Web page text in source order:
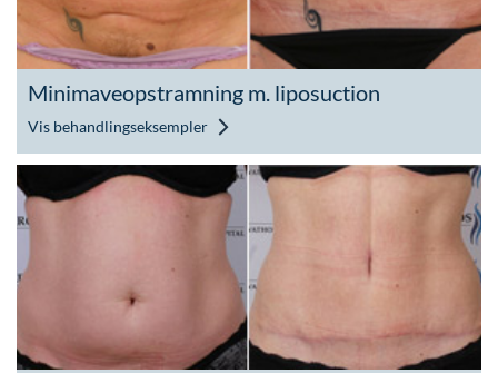
Minimaveopstramning m. liposuction
Vis behandlingseksempler